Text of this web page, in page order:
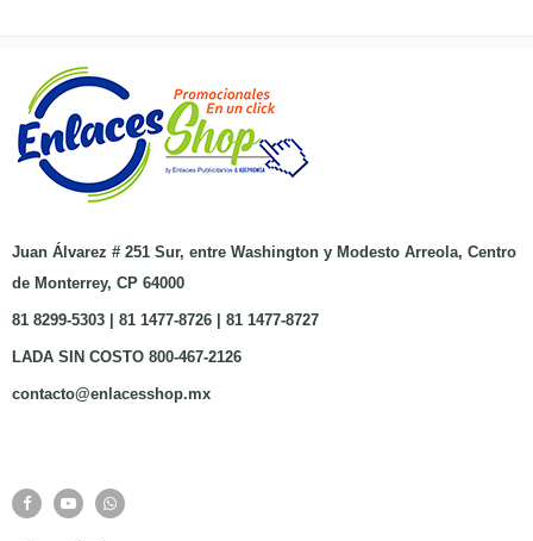
Juan Álvarez # 251 Sur, entre Washington y Modesto Arreola, Centro
de Monterrey, CP 64000
81 8299-5303 | 81 1477-8726 | 81 1477-8727
LADA SIN COSTO 800-467-2126
contacto@enlacesshop.mx